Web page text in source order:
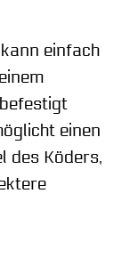
einfach
einen
des Köders,